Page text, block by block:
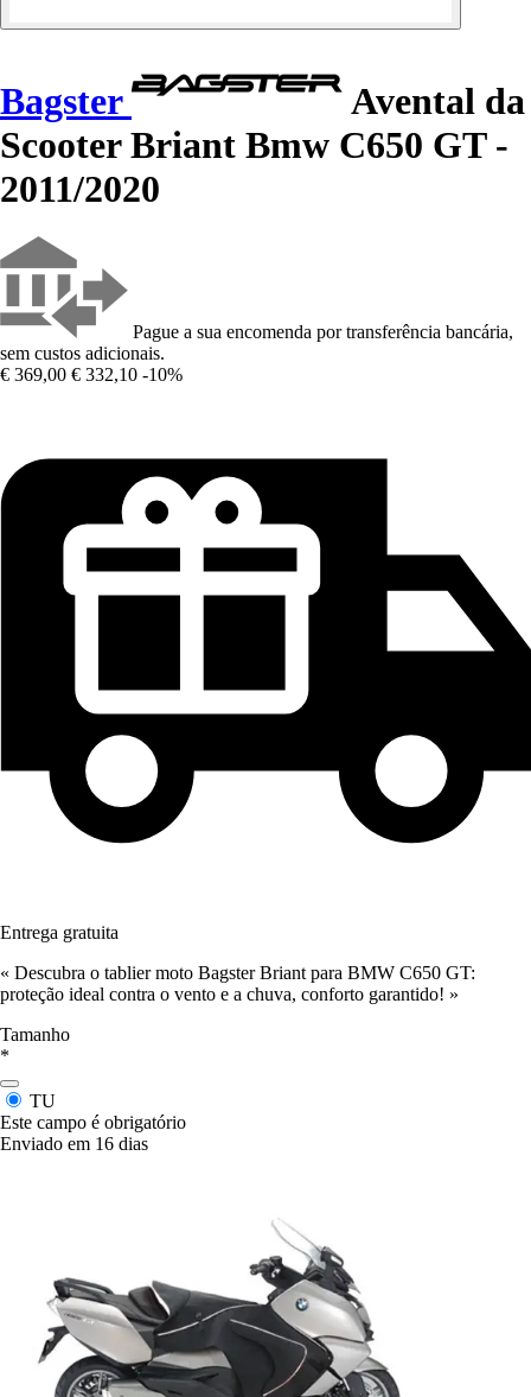
Bagster
Avental da
Scooter Briant Bmw C650 GT -
2011/2020
Pague a sua encomenda por transferência bancária,
sem custos adicionais.
€ 369,00 € 332,10 -10%
Entrega gratuita
« Descubra o tablier moto Bagster Briant para BMW C650 GT:
proteção ideal contra o vento e a chuva, conforto garantido! »
Tamanho
*
TU
Este campo é obrigatório
Enviado em 16 dias